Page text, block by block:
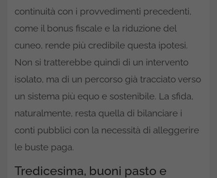
continuità con i provvedimenti precedenti,
come il bonus fiscale e la riduzione del
cuneo, rende più credibile questa ipotesi.
Non si tratterebbe quindi di un intervento
isolato, ma di un percorso già tracciato verso
un sistema più equo e sostenibile. La sfida,
naturalmente, resta quella di bilanciare i
conti pubblici con la necessità di alleggerire
le buste paga.
Tredicesima, buoni pasto e